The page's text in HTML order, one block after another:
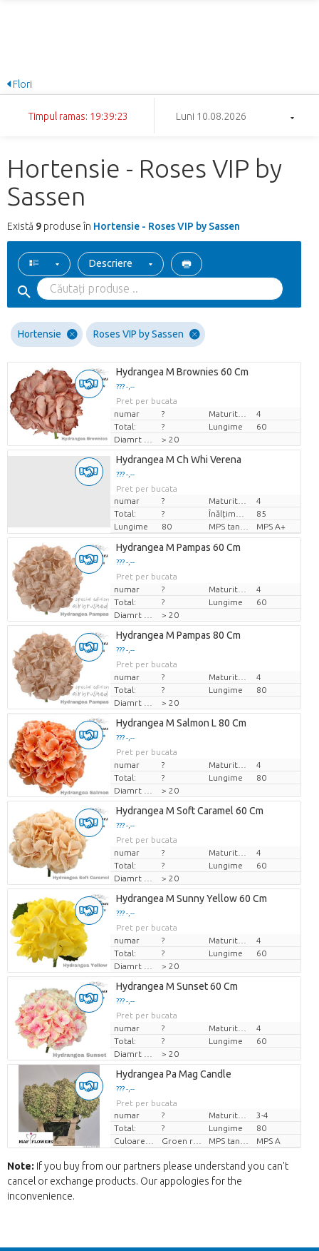
Flori
Timpul ramas: 19:39:22 Luni 10.08.2026
Hortensie - Roses VIP by
Sassen
Există 9 produse în Hortensie - Roses VIP by Sassen
Descriere
Hortensie Roses VIP by Sassen
Hydrangea M Brownies 60 Cm
??? -,--
Pret per bucata
numar
?
4
Total:
? Lungime
60
> 20
Hydrangea M Ch Whi Verena
??? -,--
Pret per bucata
numar
?
4
Total:
?
85
Lungime
80 MPS A+
Hydrangea M Pampas 60 Cm
??? -,--
Pret per bucata
numar
?
4
Total:
? Lungime
60
> 20
Hydrangea M Pampas 80 Cm
??? -,--
Pret per bucata
numar
?
4
Total:
? Lungime
80
> 20
Hydrangea M Salmon L 80 Cm
??? -,--
Pret per bucata
numar
?
4
Total:
? Lungime
80
> 20
Hydrangea M Soft Caramel 60 Cm
??? -,--
Pret per bucata
numar
?
4
Total:
? Lungime
60
> 20
Hydrangea M Sunny Yellow 60 Cm
??? -,--
Pret per bucata
numar
?
4
Total:
? Lungime
60
> 20
Hydrangea M Sunset 60 Cm
??? -,--
Pret per bucata
numar
?
4
Total:
? Lungime
60
> 20
Hydrangea Pa Mag Candle
??? -,--
Pret per bucata
numar
?
3-4
Total:
? Lungime
80
Groen roze MPS A
Note: If you buy from our partners please understand you can't
cancel or exchange products. Our appologies for the
inconvenience.
Inapoi